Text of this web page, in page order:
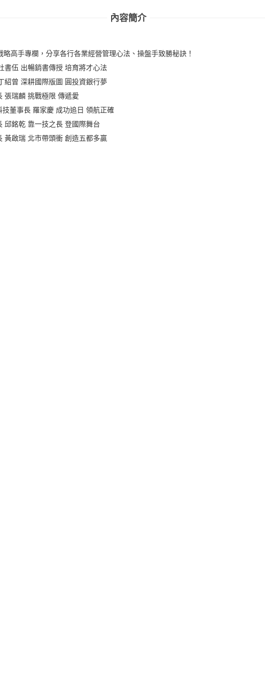
內容簡介
高手專欄，分享各行各業經營管理心法、操盤手致勝秘訣！
書伍 出暢銷書傳授 培育將才心法
紹曾 深耕國際版圖 圓投資銀行夢
張瑞麟 挑戰極限 傳遞愛
董事長 羅家慶 成功追日 領航正確
邱銘乾 靠一技之長 登國際舞台
黃啟瑞 北市帶頭衝 創造五都多贏